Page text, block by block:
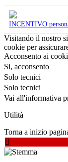
INCENTIVO
Visitando il nostro
cookie per
Acconsento ai
Si, acconsento
Solo tecnici
Solo tecnici
Vai all'informativa
Utilità
Torna a inizio